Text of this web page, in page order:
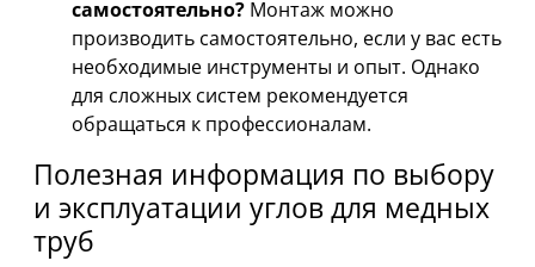
самостоятельно? Монтаж можно
производить самостоятельно, если у вас есть
необходимые инструменты и опыт. Однако
для сложных систем рекомендуется
обращаться к профессионалам.
Полезная информация по выбору
и эксплуатации углов для медных
труб